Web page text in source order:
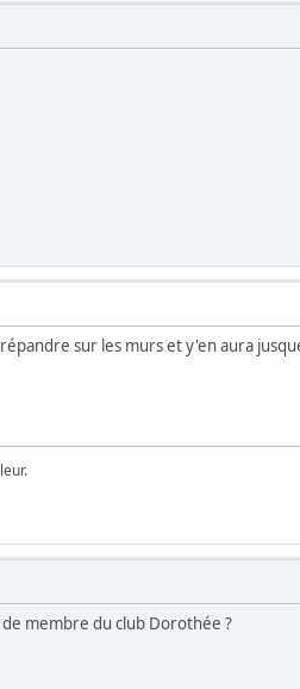
sur les murs et y'en aura
membre du club Dorothée ?